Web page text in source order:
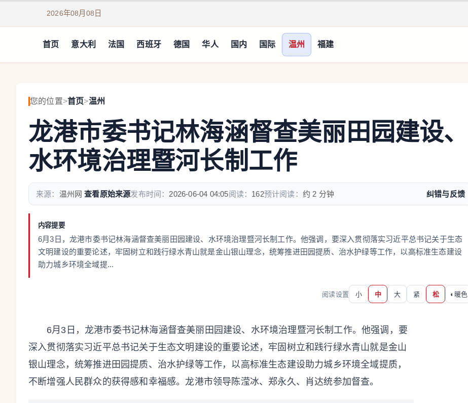
2026年08月08日
首页 意大利 法国 西班牙 德国 华人 国内 国际 温州 福建
您的位置>首页>温州
龙港市委书记林海涵督查美丽田园建设、
水环境治理暨河长制工作
来源： 温州网 查看原始来源发布时间： 2026-06-04 04:05阅读： 162预计阅读： 约 2 分钟 纠错与反馈
内容提要
6月3日，龙港市委书记林海涵督查美丽田园建设、水环境治理暨河长制工作。他强调，要深入贯彻落实习近平总书记关于生态
文明建设的重要论述，牢固树立和践行绿水青山就是金山银山理念，统筹推进田园提质、治水护绿等工作，以高标准生态建设
助力城乡环境全域提...
阅读设置 小 中 大 紧 松 ◐ 暖色
6月3日，龙港市委书记林海涵督查美丽田园建设、水环境治理暨河长制工作。他强调，要
深入贯彻落实习近平总书记关于生态文明建设的重要论述，牢固树立和践行绿水青山就是金山
银山理念，统筹推进田园提质、治水护绿等工作，以高标准生态建设助力城乡环境全域提质，
不断增强人民群众的获得感和幸福感。龙港市领导陈滢冰、郑永久、肖达统参加督查。